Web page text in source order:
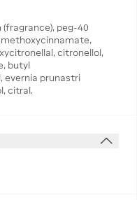
(fragrance), peg-40
citronellol,
butyl
evernia prunastri
citral.